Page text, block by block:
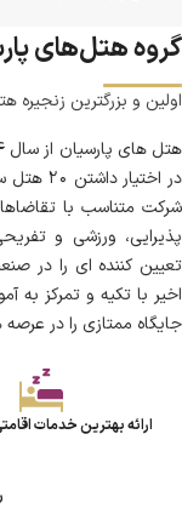
5. سیستم تهویه مطبوع و گرمایش/ سرمایش هوشمند
6. فضای سبز و محوطه سازی خاص برای پیاده روی یا عکاسی
گروه هتل‌های
اولین و بزرگترین زنجیره
در
شرکت متناسب با
پذیرایی، ورزشی و
تعیین کننده ای را در
اخیر با تکیه و تمرکز به
جایگاه ممتازی را در
ارائه بهترین خدمات